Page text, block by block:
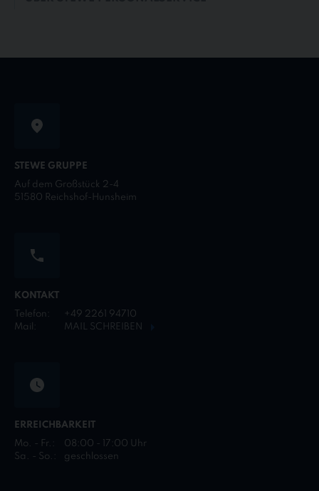
STEWE GRUPPE
Auf dem Großstück 2-4
51580 Reichshof-Hunsheim
KONTAKT
Telefon:
+49 2261 94710
Mail:
MAIL SCHREIBEN
ERREICHBARKEIT
Mo. - Fr.:
08:00 - 17:00 Uhr
Sa. - So.:
geschlossen